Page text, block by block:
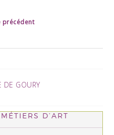
précédent
DE GOURY
D’ART